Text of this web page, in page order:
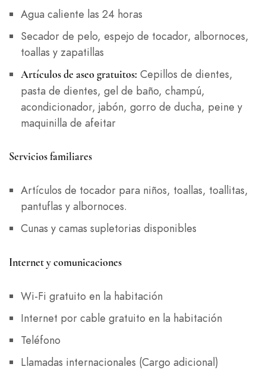
Agua caliente las 24 horas
Secador de pelo, espejo de tocador, albornoces,
toallas y zapatillas
Artículos de aseo gratuitos: Cepillos de dientes,
pasta de dientes, gel de baño, champú,
acondicionador, jabón, gorro de ducha, peine y
maquinilla de afeitar
Servicios familiares
Artículos de tocador para niños, toallas, toallitas,
pantuflas y albornoces.
Cunas y camas supletorias disponibles
Internet y comunicaciones
Wi-Fi gratuito en la habitación
Internet por cable gratuito en la habitación
Teléfono
Llamadas internacionales (Cargo adicional)